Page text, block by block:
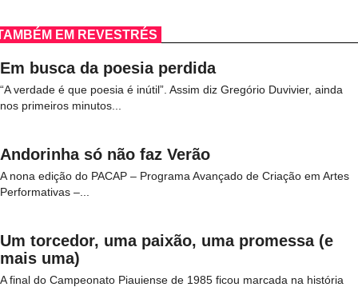
EM REVESTRÉS
Em busca da poesia perdida
“A verdade é que poesia é inútil”. Assim diz Gregório Duvivier, ainda
nos primeiros minutos...
Andorinha só não faz Verão
A nona edição do PACAP – Programa Avançado de Criação em Artes
Performativas –...
Um torcedor, uma paixão, uma promessa (e
mais uma)
A final do Campeonato Piauiense de 1985 ficou marcada na história